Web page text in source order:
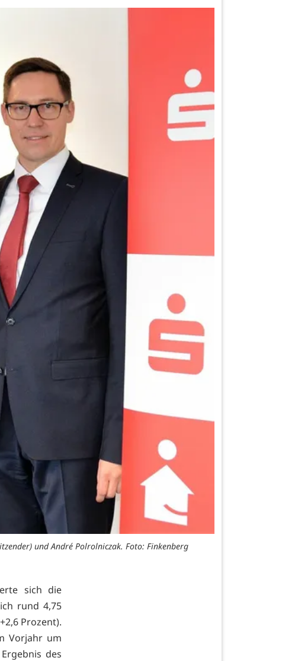
und André Polrolniczak. Foto: Finkenberg
sich die
rund 4,75
Prozent).
Vorjahr um
des